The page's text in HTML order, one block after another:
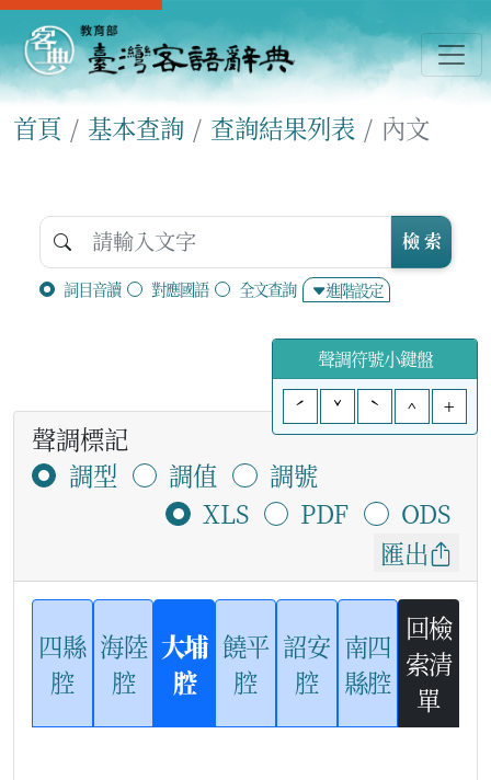
首頁 基本查詢 查詢結果列表 內文
詞目音讀 對應國語 全文查詢 進階設定
檢 索
聲調符號小鍵盤
ˊ
ˇ ˋ ^ +
聲調標記
調型
調值
調號
XLS
PDF
ODS
匯出
四縣
腔
海陸
腔
大埔
腔
饒平
腔
詔安
腔
南四
縣腔
回檢
索清
單